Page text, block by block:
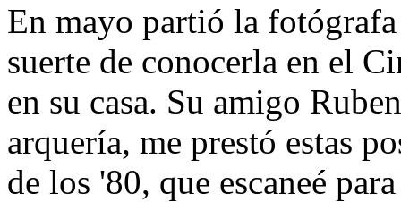
En mayo partió la
suerte de conocerla en el
en su casa. Su amigo
arquería, me prestó estas
de los '80, que escaneé